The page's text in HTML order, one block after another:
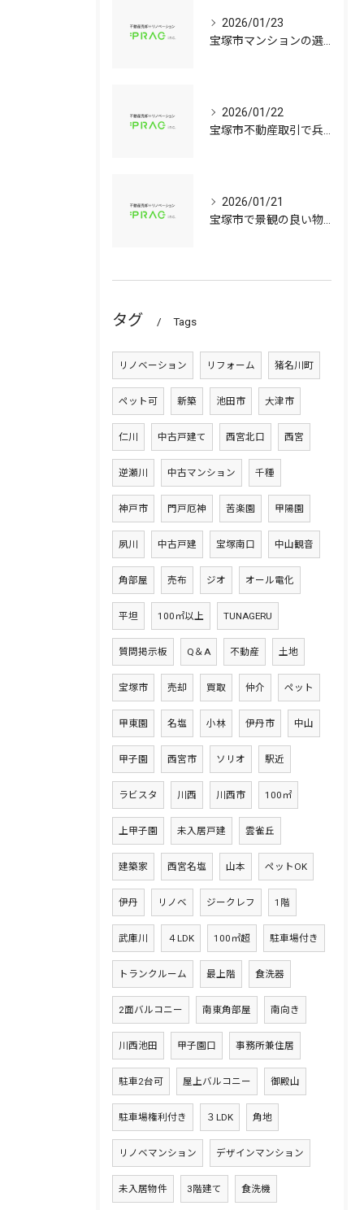
2026/01/23
宝塚市マンションの選び方兵庫県宝塚市で資産価値と子育て環境を見極める中古戸建て比較ガイド
2026/01/22
宝塚市不動産取引で兵庫県宝塚市の中古マンションや中古戸建てを安心して選ぶ手順
2026/01/21
宝塚市で景観の良い物件選びに役立つ中古マンションと中古戸建てのポイント
タグ Tags
リノベーション リフォーム 猪名川町
ペット可 新築 池田市 大津市
仁川 中古戸建て 西宮北口 西宮
逆瀬川 中古マンション 千種
神戸市 門戸厄神 苦楽園 甲陽園
夙川 中古戸建 宝塚南口 中山観音
角部屋 売布 ジオ オール電化
平坦 100㎡以上 TUNAGERU
質問掲示板 Q＆A 不動産 土地
宝塚市 売却 買取 仲介 ペット
甲東園 名塩 小林 伊丹市 中山
甲子園 西宮市 ソリオ 駅近
ラビスタ 川西 川西市 100㎡
上甲子園 未入居戸建 雲雀丘
建築家 西宮名塩 山本 ペットOK
伊丹 リノベ ジークレフ 1階
武庫川 ４LDK 100㎡超 駐車場付き
トランクルーム 最上階 食洗器
2面バルコニー 南東角部屋 南向き
川西池田 甲子園口 事務所兼住居
駐車2台可 屋上バルコニー 御殿山
駐車場権利付き ３LDK 角地
リノベマンション デザインマンション
未入居物件 3階建て 食洗機